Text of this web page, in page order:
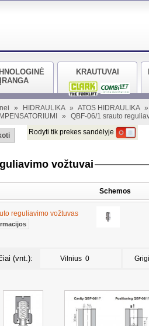
ĮRANGA
KRAUTUVAI
» HIDRAULIKA » ATOS HIDRAULIKA »
» QBF-06/1 srauto
Rodyti tik prekes sandėlyje
vožtuvai
Schemos
reguliavimo vožtuvas
(vnt.): Vilnius 0